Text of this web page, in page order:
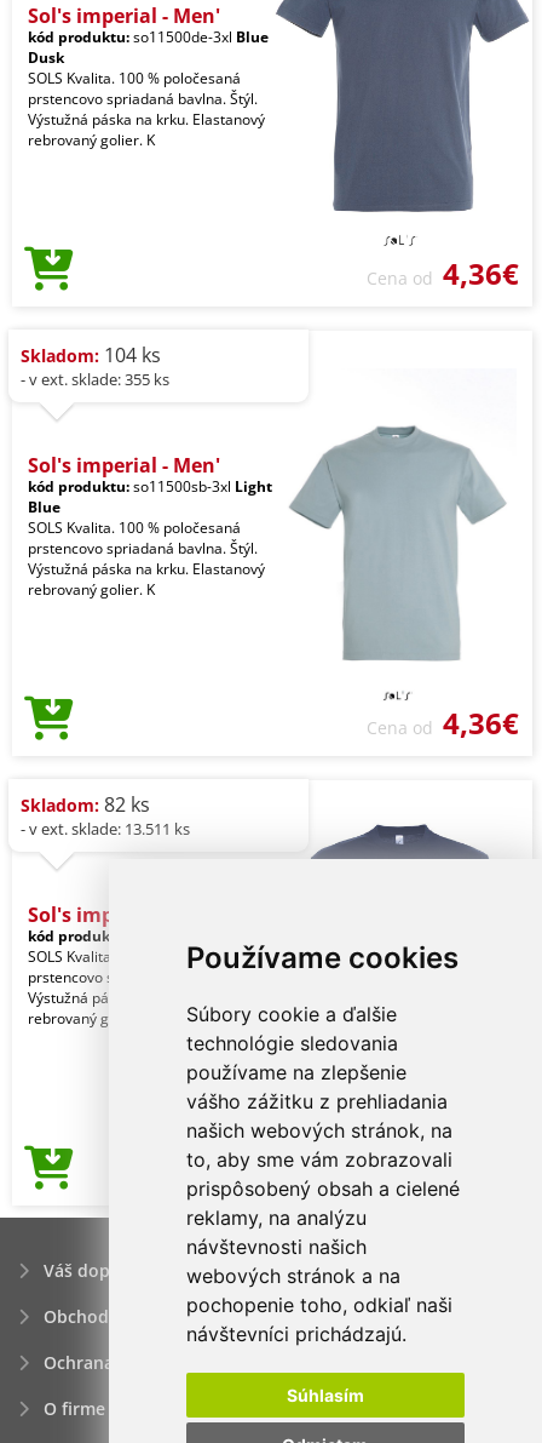
Používame cookies
Súbory cookie a ďalšie
technológie sledovania
používame na zlepšenie
vášho zážitku z prehliadania
našich webových stránok, na
to, aby sme vám zobrazovali
prispôsobený obsah a cielené
reklamy, na analýzu
návštevnosti našich
webových stránok a na
pochopenie toho, odkiaľ naši
návštevníci prichádzajú.
Súhlasím
Sol's imperial - Men'
kód produktu:so11500de-3xl Blue
Dusk
SOLS Kvalita. 100 % poločesaná
prstencovo spriadaná bavlna. Štýl.
Výstužná páska na krku. Elastanový
rebrovaný golier. K
Cena od 4,36€
Skladom: 104 ks
- v ext. sklade: 355 ks
Sol's imperial - Men'
kód produktu:so11500sb-3xl Light
Blue
SOLS Kvalita. 100 % poločesaná
prstencovo spriadaná bavlna. Štýl.
Výstužná páska na krku. Elastanový
rebrovaný golier. K
Cena od 4,36€
Skladom: 82 ks
- v ext. sklade: 13.511 ks
Sol's imperial - Men'
kód produktu:
SOLS Kvalita. 100 % poločesaná
prstencovo spriadaná bavlna. Štýl.
Výstužná páska na krku. Elastanový
rebrovaný golier. K
Cena od 4,36€
Váš dopyt
Obchodné podmienky
Ochrana osobných údajov
O firme